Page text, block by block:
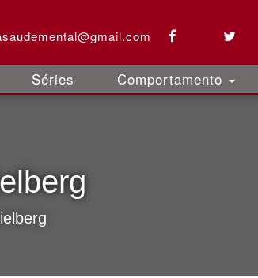
Séries Comportamento